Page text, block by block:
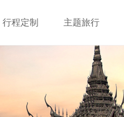
行程定制 主题旅行